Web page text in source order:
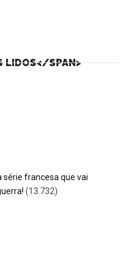
LIDOS</SPAN>
série francesa que vai
(13.732)